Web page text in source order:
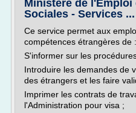
Ministère de l'Emploi
Sociales - Services ...
Ce service permet aux
compétences étrangères de :
S'informer sur les
Introduire les demandes de
des étrangers et les faire
Imprimer les contrats de
l'Administration pour visa ;